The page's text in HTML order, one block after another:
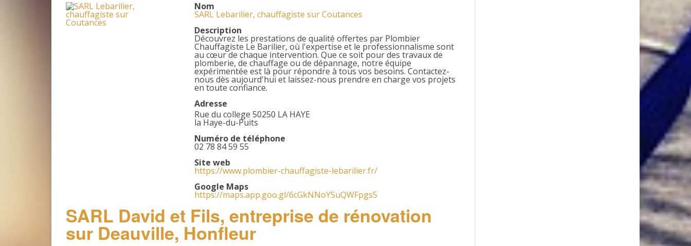
Nom
SARL Lebarilier, chauffagiste sur Coutances
Description
Découvrez les prestations de qualité offertes par Plombier
Chauffagiste Le Barilier, où l'expertise et le professionnalisme sont
au cœur de chaque intervention. Que ce soit pour des travaux de
plomberie, de chauffage ou de dépannage, notre équipe
expérimentée est là pour répondre à tous vos besoins. Contactez-
nous dès aujourd'hui et laissez-nous prendre en charge vos projets
en toute confiance.
Adresse
Rue du college 50250 LA HAYE
la Haye-du-Puits
Numéro de téléphone
02 78 84 59 55
Site web
https://www.plombier-chauffagiste-lebarilier.fr/
Google Maps
https://maps.app.goo.gl/6cGkNNoYSuQWFpgs5
SARL David et Fils, entreprise de rénovation
sur Deauville, Honfleur